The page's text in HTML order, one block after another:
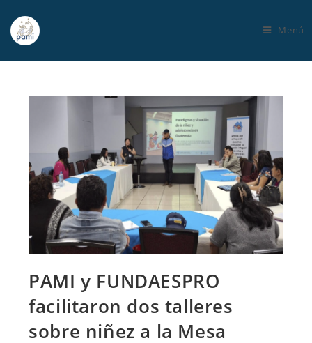
Menú
PAMI y FUNDAESPRO
facilitaron dos talleres
sobre niñez a la Mesa